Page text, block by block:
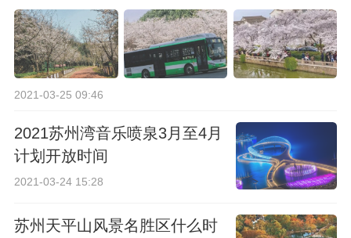
2021-03-25 09:46
2021苏州湾音乐喷泉3月至4月
计划开放时间
2021-03-24 15:28
苏州天平山风景名胜区什么时